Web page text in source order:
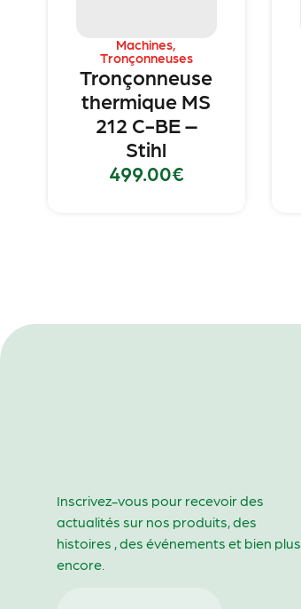
Machines
Tronçonneuses
Tronçonneuse
thermique MS
212 C-BE –
Stihl
499.00€
Inscrivez-vous pour recevoir des
actualités sur nos produits, des
histoires , des événements et bien plus
encore.